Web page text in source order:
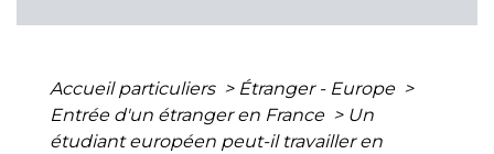
Accueil particuliers > Étranger - Europe >
Entrée d'un étranger en France > Un
étudiant européen peut-il travailler en